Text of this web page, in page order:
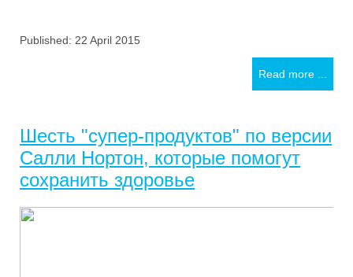
Published: 22 April 2015
Read more ...
Шесть "супер-продуктов" по версии
Салли Нортон, которые помогут
сохранить здоровье